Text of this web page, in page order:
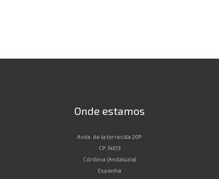
Onde estamos
Avda. de la torrecilla 20P.
CP: 14013
Córdova (Andaluzia)
Espanha